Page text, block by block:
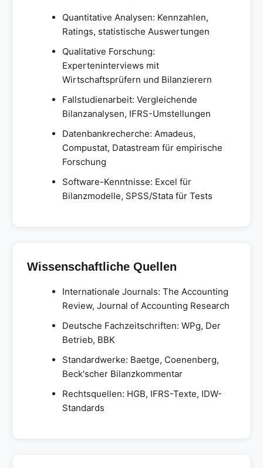
Quantitative Analysen: Kennzahlen,
Ratings, statistische Auswertungen
Qualitative Forschung:
Experteninterviews mit
Wirtschaftsprüfern und Bilanzierern
Fallstudienarbeit: Vergleichende
Bilanzanalysen, IFRS-Umstellungen
Datenbankrecherche: Amadeus,
Compustat, Datastream für empirische
Forschung
Software-Kenntnisse: Excel für
Bilanzmodelle, SPSS/Stata für Tests
Wissenschaftliche Quellen
Internationale Journals: The Accounting
Review, Journal of Accounting Research
Deutsche Fachzeitschriften: WPg, Der
Betrieb, BBK
Standardwerke: Baetge, Coenenberg,
Beck'scher Bilanzkommentar
Rechtsquellen: HGB, IFRS-Texte, IDW-
Standards